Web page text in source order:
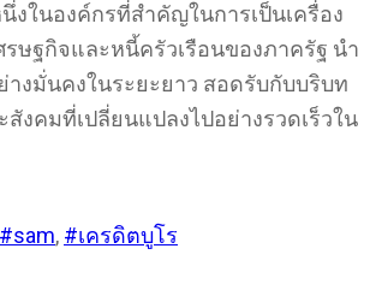
งในองค์กรที่สำคัญในการเป็นเครื่อง
ษฐกิจและหนี้ครัวเรือนของภาครัฐ นำ
างมั่นคงในระยะยาว สอดรับกับบริบท
สังคมที่เปลี่ยนแปลงไปอย่างรวดเร็วใน
#sam, #เครดิตบูโร